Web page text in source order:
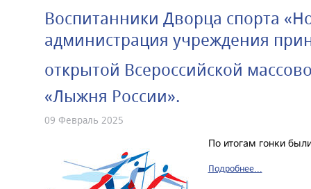
Воспитанники Дворца спорта
администрация учреждения
открытой Всероссийской
«Лыжня России».
09 Февраль 2025
По итогам гонки
Подробнее...